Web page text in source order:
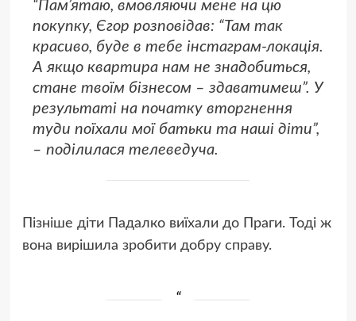
“Пам’ятаю, вмовляючи мене на цю
покупку, Єгор розповідав: “Там так
красиво, буде в тебе інстаграм-локація.
А якщо квартира нам не знадобиться,
стане твоїм бізнесом – здаватимеш”. У
результаті на початку вторгнення
туди поїхали мої батьки та наші діти”,
– поділилася телеведуча.
Пізніше діти Падалко виїхали до Праги. Тоді ж
вона вирішила зробити добру справу.